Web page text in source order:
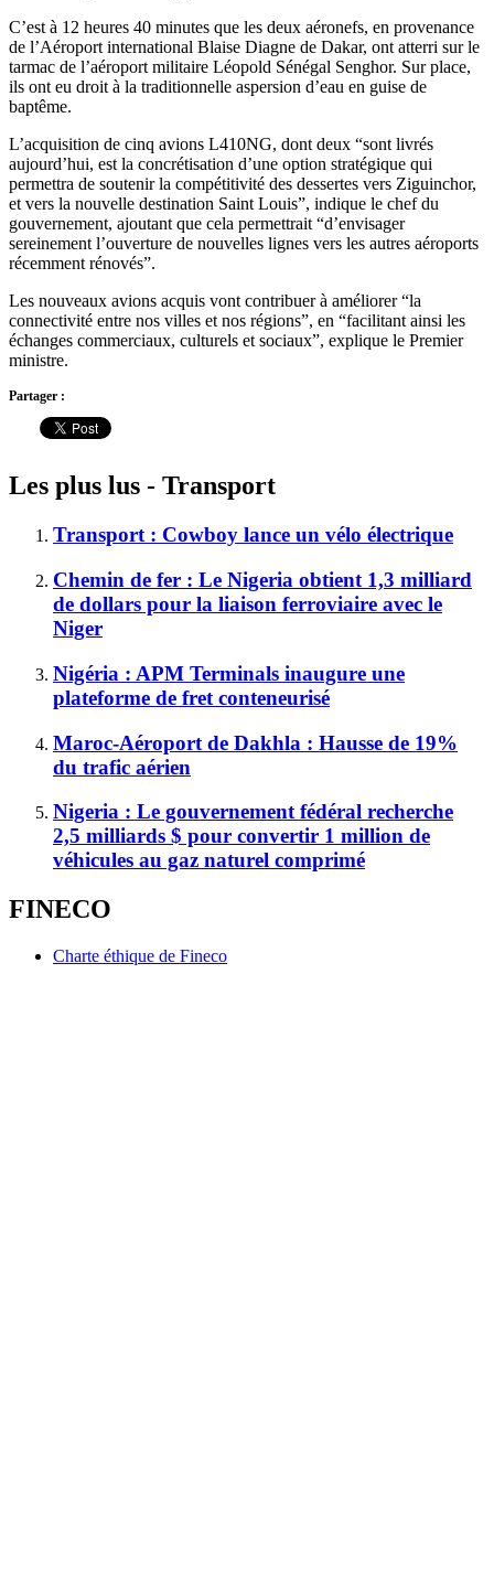
C’est à 12 heures 40 minutes que les deux aéronefs, en provenance
de l’Aéroport international Blaise Diagne de Dakar, ont atterri sur le
tarmac de l’aéroport militaire Léopold Sénégal Senghor. Sur place,
ils ont eu droit à la traditionnelle aspersion d’eau en guise de
baptême.
L’acquisition de cinq avions L410NG, dont deux “sont livrés
aujourd’hui, est la concrétisation d’une option stratégique qui
permettra de soutenir la compétitivité des dessertes vers Ziguinchor,
et vers la nouvelle destination Saint Louis”, indique le chef du
gouvernement, ajoutant que cela permettrait “d’envisager
sereinement l’ouverture de nouvelles lignes vers les autres aéroports
récemment rénovés”.
Les nouveaux avions acquis vont contribuer à améliorer “la
connectivité entre nos villes et nos régions”, en “facilitant ainsi les
échanges commerciaux, culturels et sociaux”, explique le Premier
ministre.
Partager :
Les plus lus - Transport
Transport : Cowboy lance un vélo électrique
Chemin de fer : Le Nigeria obtient 1,3 milliard
de dollars pour la liaison ferroviaire avec le
Niger
Nigéria : APM Terminals inaugure une
plateforme de fret conteneurisé
Maroc-Aéroport de Dakhla : Hausse de 19%
du trafic aérien
Nigeria : Le gouvernement fédéral recherche
2,5 milliards $ pour convertir 1 million de
véhicules au gaz naturel comprimé
FINECO
Charte éthique de Fineco